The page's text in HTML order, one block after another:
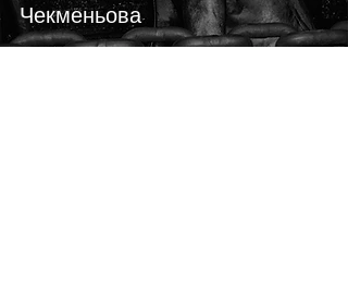
Чекменьова